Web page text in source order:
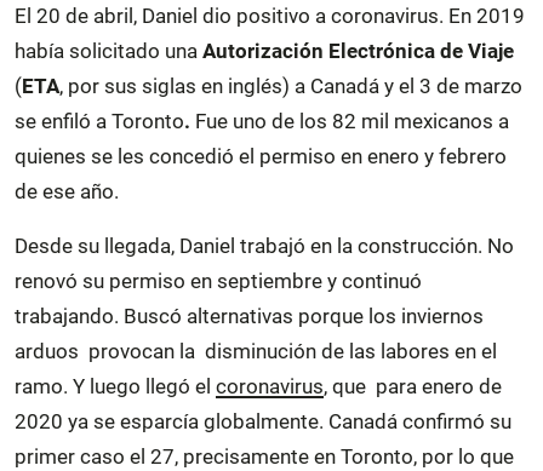
El 20 de abril, Daniel dio positivo a coronavirus. En 2019
había solicitado una Autorización Electrónica de Viaje
(ETA, por sus siglas en inglés) a Canadá y el 3 de marzo
se enfiló a Toronto. Fue uno de los 82 mil mexicanos a
quienes se les concedió el permiso en enero y febrero
de ese año.
Desde su llegada, Daniel trabajó en la construcción. No
renovó su permiso en septiembre y continuó
trabajando. Buscó alternativas porque los inviernos
arduos provocan la disminución de las labores en el
ramo. Y luego llegó el coronavirus, que para enero de
2020 ya se esparcía globalmente. Canadá confirmó su
primer caso el 27, precisamente en Toronto, por lo que